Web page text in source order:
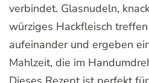
verbindet. Glasnudeln,
würziges Hackfleisch
aufeinander und ergeben
Mahlzeit, die im